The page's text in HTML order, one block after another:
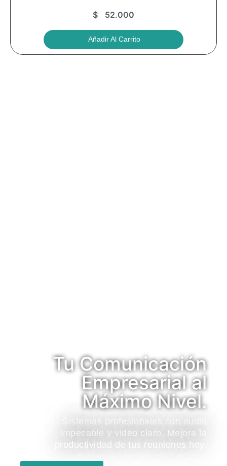
$ 52.000
Añadir Al Carrito
Tu Comunicación
Empresarial al
Máximo Nivel.
Sistemas profesionales con audio
impecable y video claro. Mejora la
productividad de tus reuniones hoy.